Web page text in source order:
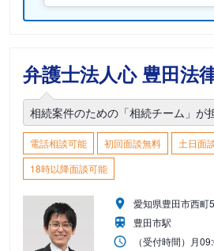
弁護士法人心 豊田法
相続案件のための「相続チーム」が
電話相談可能 初回面談無料
土日面
18時以降面談可能
愛知県豊田市西町
豊田市駅
（受付時間） 月